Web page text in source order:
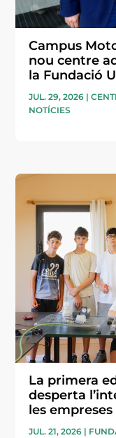
Campus
nou centre
la Fundació
JUL. 29, 2026 |
NOTÍCIES
La primera
desperta
les
JUL. 21, 2026 |